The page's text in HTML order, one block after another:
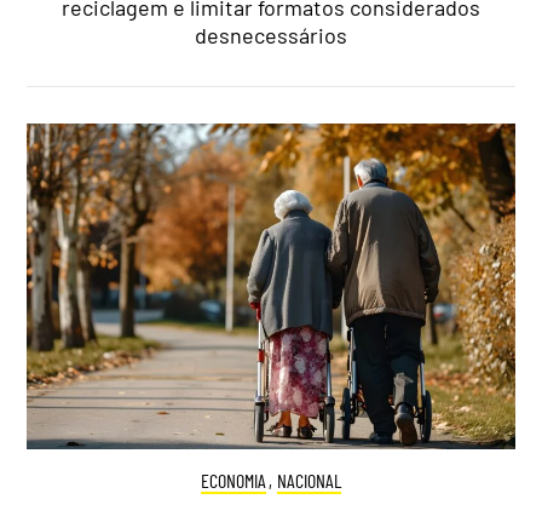
reciclagem e limitar formatos considerados
desnecessários
ECONOMIA , NACIONAL